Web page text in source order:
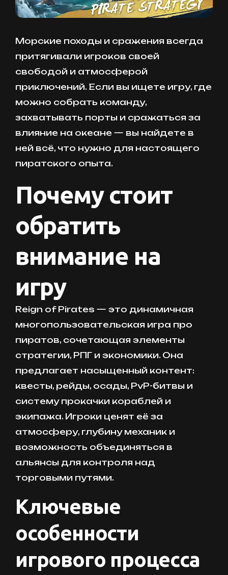
Морские походы и сражения всегда
притягивали игроков своей
свободой и атмосферой
приключений. Если вы ищете игру, где
можно собрать команду,
захватывать порты и сражаться за
влияние на океане — вы найдете в
ней всё, что нужно для настоящего
пиратского опыта.
Почему стоит
обратить
внимание на
игру
Reign of Pirates — это динамичная
многопользовательская игра про
пиратов, сочетающая элементы
стратегии, РПГ и экономики. Она
предлагает насыщенный контент:
квесты, рейды, осады, PvP-битвы и
систему прокачки кораблей и
экипажа. Игроки ценят её за
атмосферу, глубину механик и
возможность объединяться в
альянсы для контроля над
торговыми путями.
Ключевые
особенности
игрового процесса